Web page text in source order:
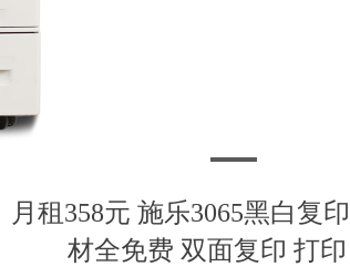
月租358元 施乐3065黑白复
材全免费 双面复印 打